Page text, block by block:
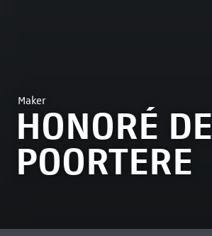
Maker
HONORÉ DE
POORTERE